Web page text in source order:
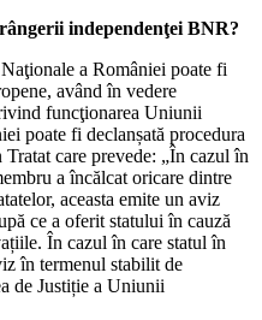
independenţei BNR?
a României poate fi
având în vedere
funcţionarea Uniunii
poate fi declanșată procedura
care prevede: „În cazul în
a încălcat oricare dintre
aceasta emite un aviz
ce a oferit statului în cauză
În cazul în care statul în
în termenul stabilit de
de Justiție a Uniunii